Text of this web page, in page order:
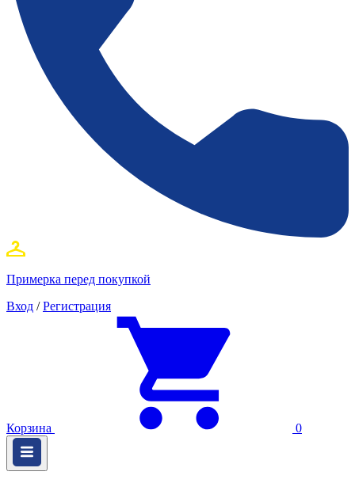
Примерка перед покупкой
Вход / Регистрация
Корзина 0